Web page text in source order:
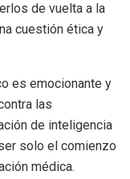
de vuelta a la
cuestión ética y
es emocionante y
las
de inteligencia
solo el comienzo
médica.